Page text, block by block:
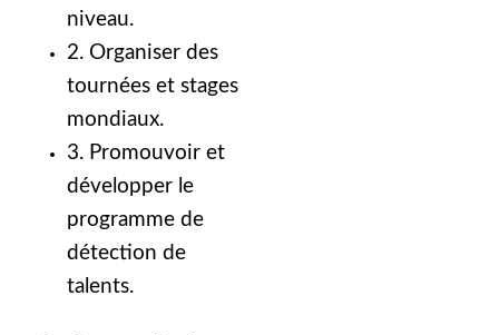
niveau.
2. Organiser des
tournées et stages
mondiaux.
3. Promouvoir et
développer le
programme de
détection de
talents.